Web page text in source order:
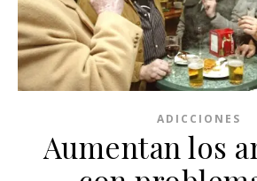
ADICCIONES
Aumentan los